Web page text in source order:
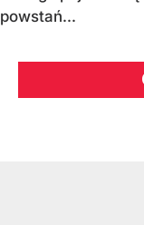
powstań...